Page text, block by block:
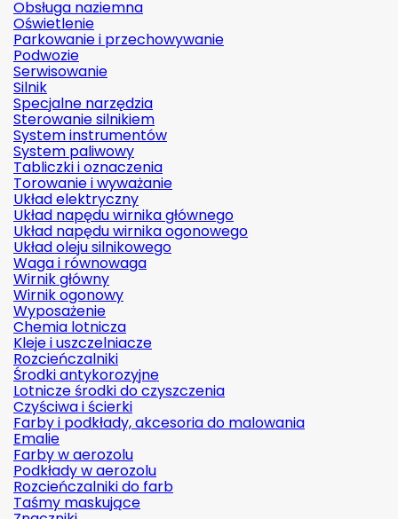
Obsługa naziemna
Oświetlenie
Parkowanie i przechowywanie
Podwozie
Serwisowanie
Silnik
Specjalne narzędzia
Sterowanie silnikiem
System instrumentów
System paliwowy
Tabliczki i oznaczenia
Torowanie i wyważanie
Układ elektryczny
Układ napędu wirnika głównego
Układ napędu wirnika ogonowego
Układ oleju silnikowego
Waga i równowaga
Wirnik główny
Wirnik ogonowy
Wyposażenie
Chemia lotnicza
Kleje i uszczelniacze
Rozcieńczalniki
Środki antykorozyjne
Lotnicze środki do czyszczenia
Czyściwa i ścierki
Farby i podkłady, akcesoria do malowania
Emalie
Farby w aerozolu
Podkłady w aerozolu
Rozcieńczalniki do farb
Taśmy maskujące